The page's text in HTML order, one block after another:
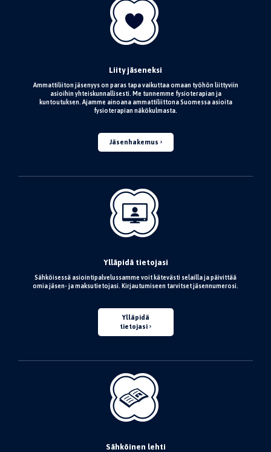
Liity jäseneksi
Ammattiliiton jäsenyys on paras tapa vaikuttaa omaan työhön liittyviin
asioihin yhteiskunnallisesti. Me tunnemme fysioterapian ja
kuntoutuksen. Ajamme ainoana ammattiliittona Suomessa asioita
fysioterapian näkökulmasta.
Jäsenhakemus
Ylläpidä tietojasi
Sähköisessä asiointipalvelussamme voit kätevästi selailla ja päivittää
omia jäsen- ja maksutietojasi. Kirjautumiseen tarvitset jäsennumerosi.
Ylläpidä
tietojasi
Sähköinen lehti